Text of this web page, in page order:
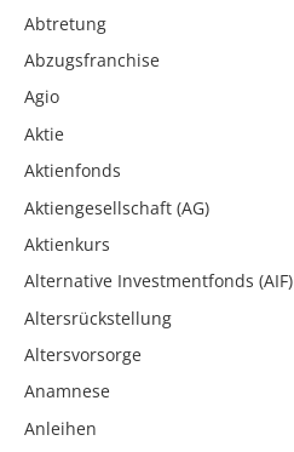
Abtretung
Abzugsfranchise
Agio
Aktie
Aktienfonds
Aktiengesellschaft (AG)
Aktienkurs
Alternative Investmentfonds (AIF)
Altersrückstellung
Altersvorsorge
Anamnese
Anleihen